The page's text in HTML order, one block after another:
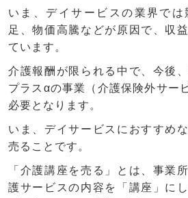
いま、デイサービスの業界で
足、物価高騰などが原因で、収
ています。
介護報酬が限られる中で、今後
プラスαの事業（介護保険外サー
必要となります。
いま、デイサービスにおすすめ
売ることです。
「介護講座を売る」とは、事業
護サービスの内容を「講座」に